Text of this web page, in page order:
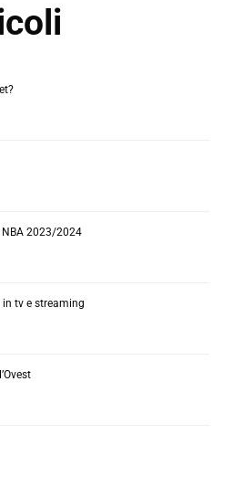
2023/2024
in tv e streaming